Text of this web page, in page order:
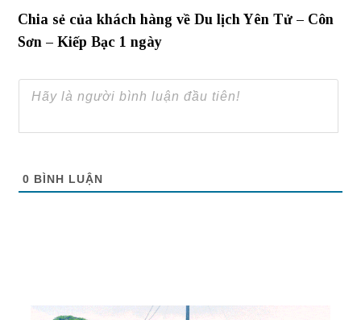
Chia sẻ của khách hàng về Du lịch Yên Tử – Côn
Sơn – Kiếp Bạc 1 ngày
0 BÌNH LUẬN